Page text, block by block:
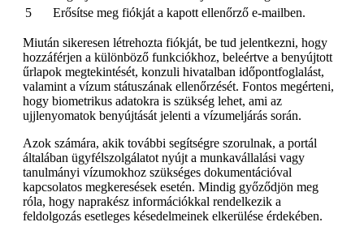
5
Erősítse meg fiókját a kapott ellenőrző e-mailben.
Miután sikeresen létrehozta fiókját, be tud jelentkezni, hogy
hozzáférjen a különböző funkciókhoz, beleértve a benyújtott
űrlapok megtekintését, konzuli hivatalban időpontfoglalást,
valamint a vízum státuszának ellenőrzését. Fontos megérteni,
hogy biometrikus adatokra is szükség lehet, ami az
ujjlenyomatok benyújtását jelenti a vízumeljárás során.
Azok számára, akik további segítségre szorulnak, a portál
általában ügyfélszolgálatot nyújt a munkavállalási vagy
tanulmányi vízumokhoz szükséges dokumentációval
kapcsolatos megkeresések esetén. Mindig győződjön meg
róla, hogy naprakész információkkal rendelkezik a
feldolgozás esetleges késedelmeinek elkerülése érdekében.